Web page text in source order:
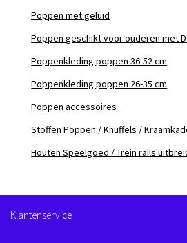
Poppen met geluid
Poppen geschikt voor ouderen met
Poppenkleding poppen 36-52 cm
Poppenkleding poppen 26-35 cm
Poppen accessoires
Stoffen Poppen / Knuffels /
Houten Speelgoed / Trein rails
Klantenservice